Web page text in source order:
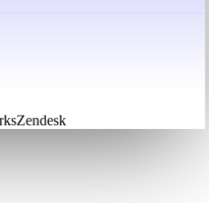
Zendesk